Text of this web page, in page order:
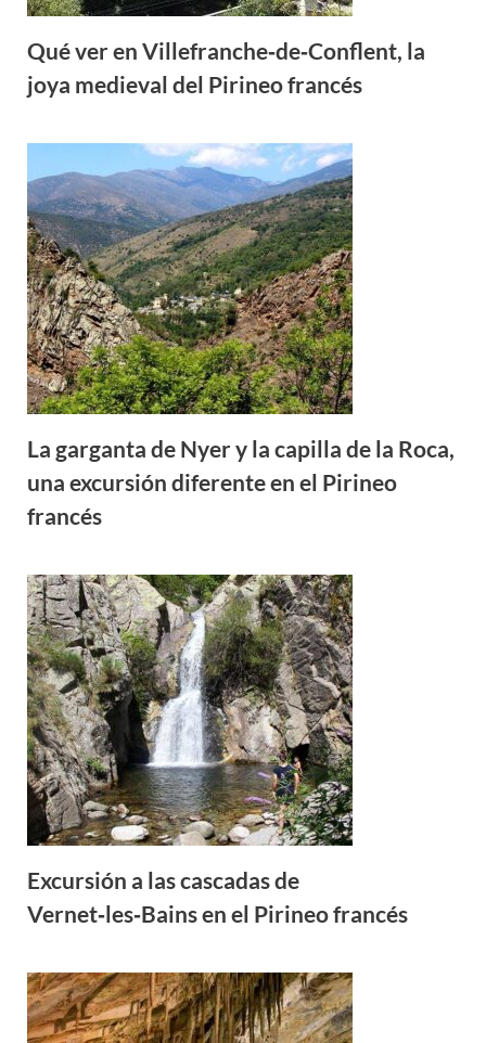
Qué ver en Villefranche‑de‑Conflent, la
joya medieval del Pirineo francés
La garganta de Nyer y la capilla de la Roca,
una excursión diferente en el Pirineo
francés
Excursión a las cascadas de
Vernet‑les‑Bains en el Pirineo francés